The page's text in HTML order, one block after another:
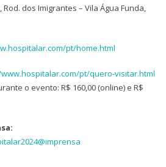
Rod. dos Imigrantes – Vila Água Funda,
pt/home.html
pt/quero-visitar.html
o evento: R$ 160,00 (online) e R$